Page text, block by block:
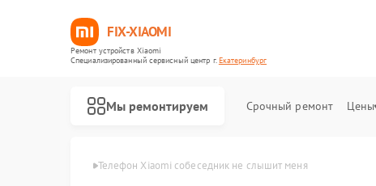
FIX-XIAOMI
Ремонт устройств Xiaomi
Специализированный cервисный центр г.Екатеринбург
Мы ремонтируем Срочный ремонт Цены
Телефон Xiaomi собеседник не слышит меня